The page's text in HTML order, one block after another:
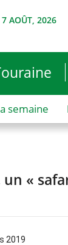
7 AOÛT, 2026
semaine
un «
2019